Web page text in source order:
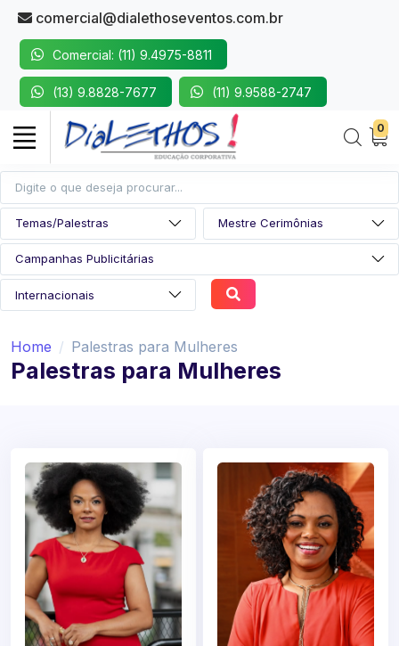
comercial@dialethoseventos.com.br
Comercial: (11) 9.4975-8811
(13) 9.8828-7677 (11) 9.9588-2747
0
Home Palestras para Mulheres
Palestras para Mulheres